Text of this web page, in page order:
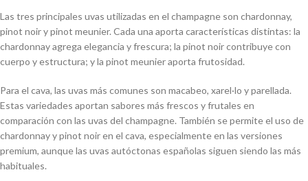
Las tres principales uvas utilizadas en el champagne son chardonnay,
pinot noir y pinot meunier. Cada una aporta características distintas: la
chardonnay agrega elegancia y frescura; la pinot noir contribuye con
cuerpo y estructura; y la pinot meunier aporta frutosidad.
Para el cava, las uvas más comunes son macabeo, xarel·lo y parellada.
Estas variedades aportan sabores más frescos y frutales en
comparación con las uvas del champagne. También se permite el uso de
chardonnay y pinot noir en el cava, especialmente en las versiones
premium, aunque las uvas autóctonas españolas siguen siendo las más
habituales.